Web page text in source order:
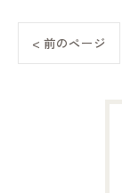
< 前のページ